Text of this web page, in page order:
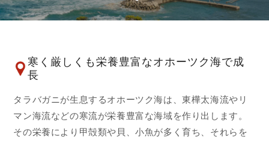
寒く厳しくも栄養豊富なオホーツク海で成
長
タラバガニが生息するオホーツク海は、東樺太海流やリ
マン海流などの寒流が栄養豊富な海域を作り出します。
その栄養により甲殻類や貝、小魚が多く育ち、それらを